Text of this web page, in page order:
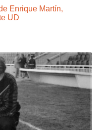
Enrique Martín,
UD